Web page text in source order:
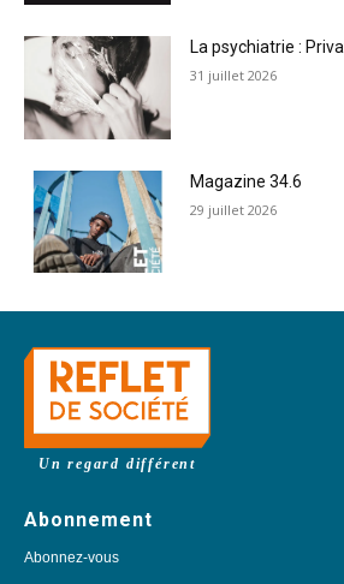
La psychiatrie :
31 juillet 2026
Magazine 34.6
29 juillet 2026
Un regard différent
Abonnement
Abonnez-vous